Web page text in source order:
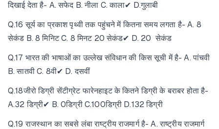
दिखाई देता है- A. सफेद B. नीला C. काला✔ D.गुलाबी
Q.16 सूर्य का प्रकाश पृथ्वी तक पहुंचने में कितना समय लगता है- A. 8
सेकंड B. 8 मिनिट C. 8 मिनट 20 सेकंड✔ D. 20 सेकंड
Q.17 भारत की भाषाओं का उल्लेख संविधान की किस सूची में है- A. पांचवी
B. सातवी C. 8वी✔ D. दसवीं
Q.18जीरो डिग्री सेंटीग्रेट फारेनहाइट के कितने डिग्री के बराबर होता है-
A.32 डिग्री✔ B. 0डिग्री C.100डिग्री D.132 डिग्री
Q.19 राजस्थान का सबसे लंबा राष्ट्रीय राजमार्ग है- A. राष्ट्रीय राजमार्ग